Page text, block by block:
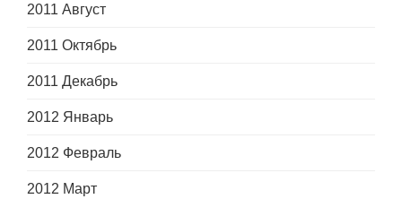
2011 Август
2011 Октябрь
2011 Декабрь
2012 Январь
2012 Февраль
2012 Март